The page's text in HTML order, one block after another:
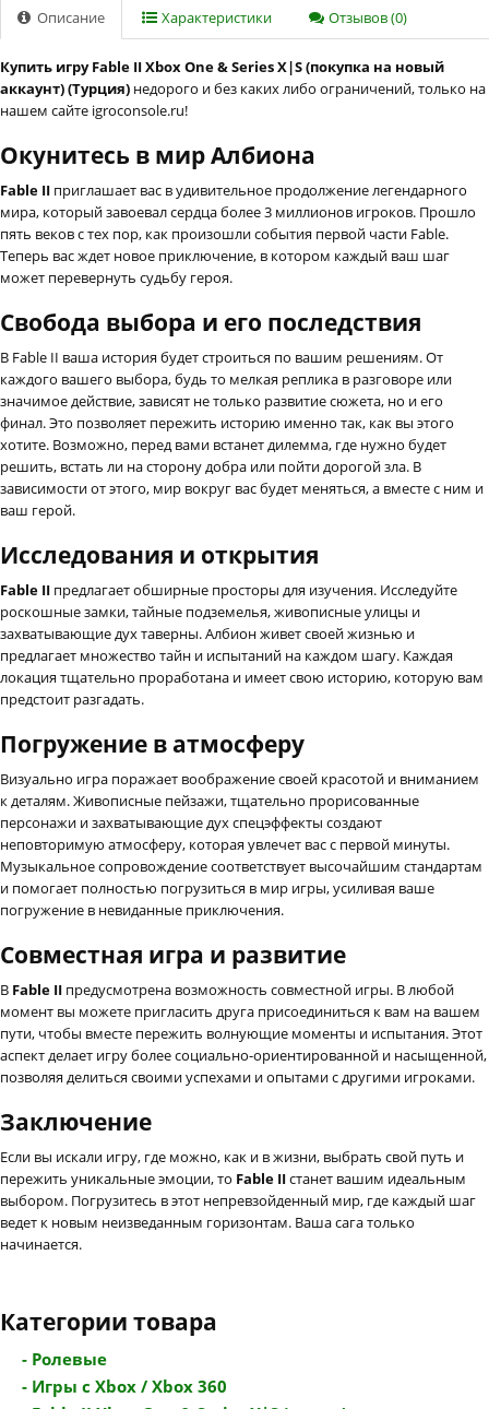
Описание Характеристики Отзывов (0)
Купить игру Fable II Xbox One & Series X|S (покупка на новый
аккаунт) (Турция) недорого и без каких либо ограничений, только на
нашем сайте igroconsole.ru!
Окунитесь в мир Албиона
Fable II приглашает вас в удивительное продолжение легендарного
мира, который завоевал сердца более 3 миллионов игроков. Прошло
пять веков с тех пор, как произошли события первой части Fable.
Теперь вас ждет новое приключение, в котором каждый ваш шаг
может перевернуть судьбу героя.
Свобода выбора и его последствия
В Fable II ваша история будет строиться по вашим решениям. От
каждого вашего выбора, будь то мелкая реплика в разговоре или
значимое действие, зависят не только развитие сюжета, но и его
финал. Это позволяет пережить историю именно так, как вы этого
хотите. Возможно, перед вами встанет дилемма, где нужно будет
решить, встать ли на сторону добра или пойти дорогой зла. В
зависимости от этого, мир вокруг вас будет меняться, а вместе с ним и
ваш герой.
Исследования и открытия
Fable II предлагает обширные просторы для изучения. Исследуйте
роскошные замки, тайные подземелья, живописные улицы и
захватывающие дух таверны. Албион живет своей жизнью и
предлагает множество тайн и испытаний на каждом шагу. Каждая
локация тщательно проработана и имеет свою историю, которую вам
предстоит разгадать.
Погружение в атмосферу
Визуально игра поражает воображение своей красотой и вниманием
к деталям. Живописные пейзажи, тщательно прорисованные
персонажи и захватывающие дух спецэффекты создают
неповторимую атмосферу, которая увлечет вас с первой минуты.
Музыкальное сопровождение соответствует высочайшим стандартам
и помогает полностью погрузиться в мир игры, усиливая ваше
погружение в невиданные приключения.
Совместная игра и развитие
В Fable II предусмотрена возможность совместной игры. В любой
момент вы можете пригласить друга присоединиться к вам на вашем
пути, чтобы вместе пережить волнующие моменты и испытания. Этот
аспект делает игру более социально-ориентированной и насыщенной,
позволяя делиться своими успехами и опытами с другими игроками.
Заключение
Если вы искали игру, где можно, как и в жизни, выбрать свой путь и
пережить уникальные эмоции, то Fable IIстанет вашим идеальным
выбором. Погрузитесь в этот непревзойденный мир, где каждый шаг
ведет к новым неизведанным горизонтам. Ваша сага только
начинается.
Категории товара
- Ролевые
- Игры с Xbox / Xbox 360